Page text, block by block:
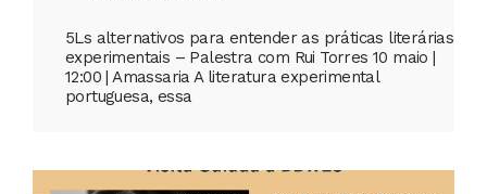
5Ls alternativos para entender as práticas literárias
experimentais – Palestra com Rui Torres 10 maio |
12:00 | Amassaria A literatura experimental
portuguesa, essa